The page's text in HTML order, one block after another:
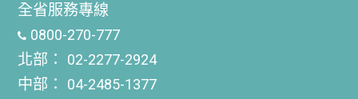
全省服務專線
0800-270-777
北部： 02-2277-2924
中部： 04-2485-1377